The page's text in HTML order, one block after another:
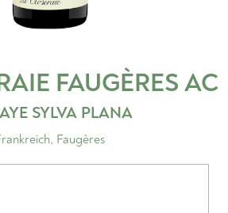
FAUGÈRES AC
SYLVA PLANA
, Faugères